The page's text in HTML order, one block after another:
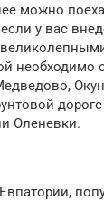
можно
у вас
необходимо
Оленевки.